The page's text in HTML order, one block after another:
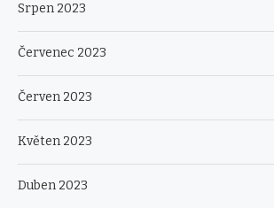
Srpen 2023
Červenec 2023
Červen 2023
Květen 2023
Duben 2023